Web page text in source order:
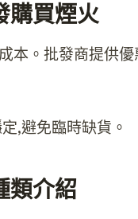
購買煙火
本。批發商提供
,避免臨時缺貨。
類介紹